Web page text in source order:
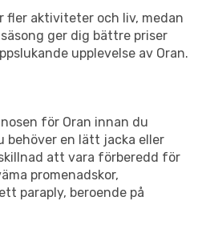
fler aktiviteter och liv, medan
ger dig bättre priser
upplevelse av Oran.
för Oran innan du
behöver en lätt jacka eller
att vara förberedd för
promenadskor,
paraply, beroende på